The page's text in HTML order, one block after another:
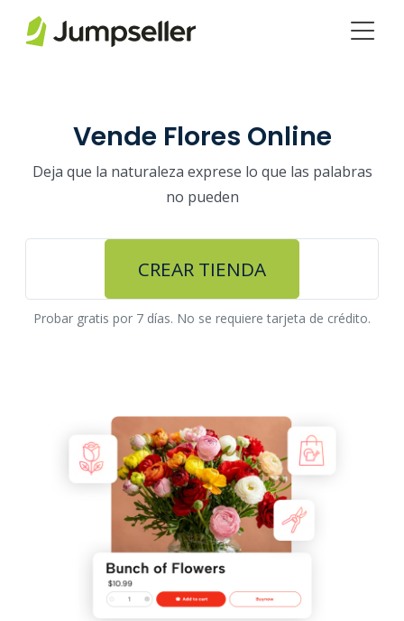
Vende Flores Online
Deja que la naturaleza exprese lo que las palabras
no pueden
CREAR TIENDA
Probar gratis por 7 días. No se requiere tarjeta de crédito.